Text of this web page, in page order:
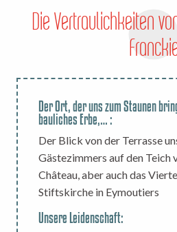
Die Vertraulichkeiten
Der Ort, der uns zum Staunen
bauliches Erbe,… :
Der Blick von der Terrasse
Gästezimmers auf den Teich
Château, aber auch das
Stiftskirche in Eymoutiers
Unsere Leidenschaft: